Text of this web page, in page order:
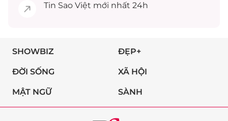
Tin Sao Việt mới nhất 24h
SHOWBIZ ĐẸP+
ĐỜI SỐNG XÃ HỘI
MẬT NGỮ SÀNH